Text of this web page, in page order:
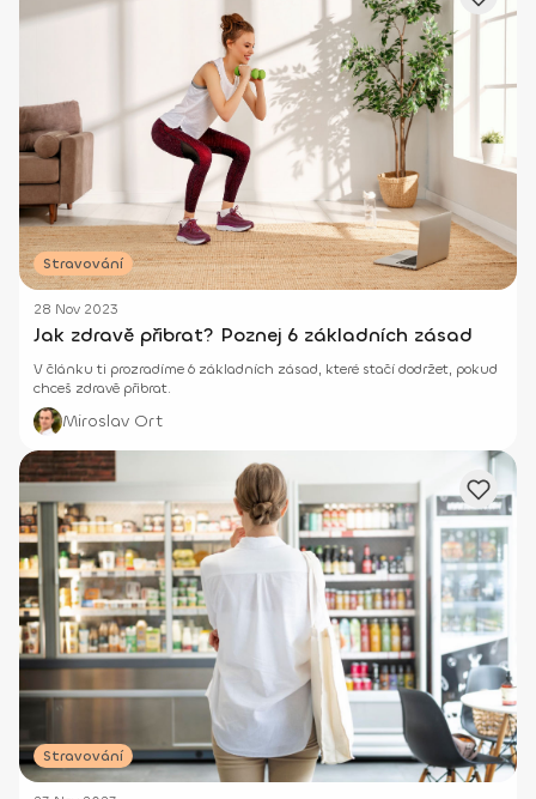
Stravování
28 Nov 2023
Jak zdravě přibrat? Poznej 6 základních zásad
V článku ti prozradíme 6 základních zásad, které stačí dodržet, pokud
chceš zdravě přibrat.
Miroslav Ort
Stravování